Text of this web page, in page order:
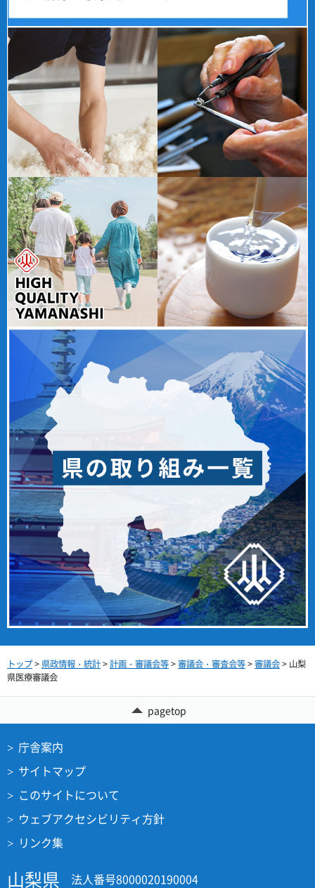
トップ> 県政情報・統計>計画・審議会等>審議会・審査会等>審議会> 山梨
県医療審議会
pagetop
庁舎案内
サイトマップ
このサイトについて
ウェブアクセシビリティ方針
リンク集
山梨県 法人番号8000020190004